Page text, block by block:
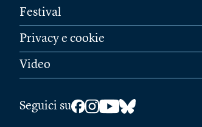
Festival
Privacy e cookie
Video
Seguici su